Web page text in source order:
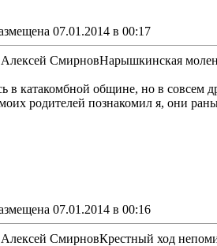
07.01.2014 в 00:17
Алексей СмирновНарышкинская
в катакомбной общине, но в совсем
родителей познакомил я, они
07.01.2014 в 00:16
Алексей СмирновКрестный ход